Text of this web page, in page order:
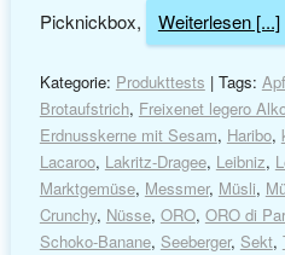
Picknickbox,
Weiterlesen [...]
Kategorie: Produkttests | Tags:
Brotaufstrich, Freixenet legero
Erdnusskerne mit Sesam, Haribo,
Lacaroo, Lakritz-Dragee, Leibniz,
Marktgemüse, Messmer, Müsli,
Crunchy, Nüsse, ORO, ORO di
Schoko-Banane, Seeberger, Sekt,